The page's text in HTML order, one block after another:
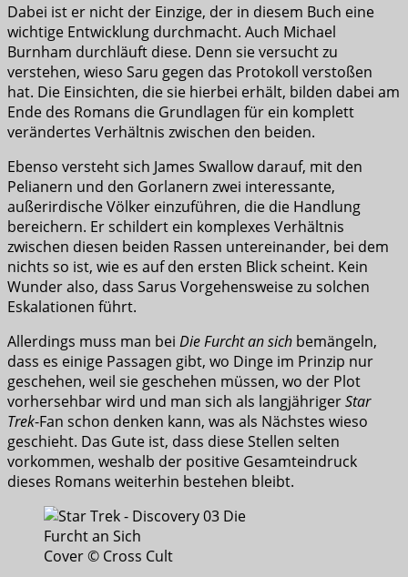
Dabei ist er nicht der Einzige, der in diesem Buch eine
wichtige Entwicklung durchmacht. Auch Michael
Burnham durchläuft diese. Denn sie versucht zu
verstehen, wieso Saru gegen das Protokoll verstoßen
hat. Die Einsichten, die sie hierbei erhält, bilden dabei am
Ende des Romans die Grundlagen für ein komplett
verändertes Verhältnis zwischen den beiden.
Ebenso versteht sich James Swallow darauf, mit den
Pelianern und den Gorlanern zwei interessante,
außerirdische Völker einzuführen, die die Handlung
bereichern. Er schildert ein komplexes Verhältnis
zwischen diesen beiden Rassen untereinander, bei dem
nichts so ist, wie es auf den ersten Blick scheint. Kein
Wunder also, dass Sarus Vorgehensweise zu solchen
Eskalationen führt.
Allerdings muss man bei Die Furcht an sich bemängeln,
dass es einige Passagen gibt, wo Dinge im Prinzip nur
geschehen, weil sie geschehen müssen, wo der Plot
vorhersehbar wird und man sich als langjährigerStar
Trek-Fan schon denken kann, was als Nächstes wieso
geschieht. Das Gute ist, dass diese Stellen selten
vorkommen, weshalb der positive Gesamteindruck
dieses Romans weiterhin bestehen bleibt.
Cover © Cross Cult